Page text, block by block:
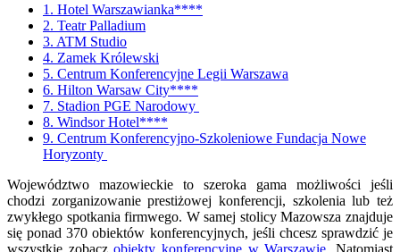
1. Hotel Warszawianka****
2. Teatr Palladium
3. ATM Studio
4. Zamek Królewski
5. Centrum Konferencyjne Legii Warszawa
6. Hilton Warsaw City****
7. Stadion PGE Narodowy
8. Windsor Hotel****
9. Centrum Konferencyjno-Szkoleniowe Fundacja Nowe
Horyzonty
Województwo mazowieckie to szeroka gama możliwości jeśli
chodzi zorganizowanie prestiżowej konferencji, szkolenia lub też
zwykłego spotkania firmwego. W samej stolicy Mazowsza znajduje
się ponad 370 obiektów konferencyjnych, jeśli chcesz sprawdzić je
wszystkie zobaczobiekty konferencyjne w Warszawie. Natomiast